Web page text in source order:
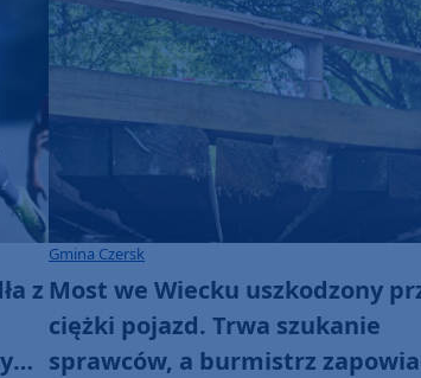
z
Gmina Czersk
Most we Wiecku uszkodzony
ciężki pojazd. Trwa szukanie
sprawców, a burmistrz